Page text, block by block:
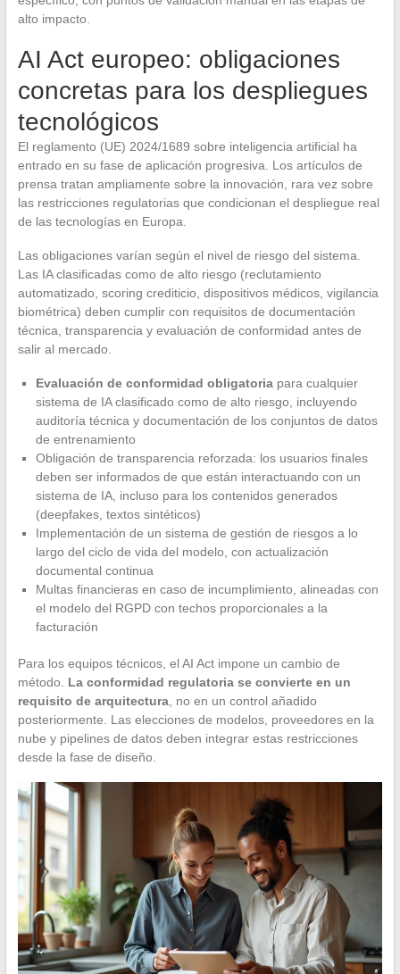
alto impacto.
AI Act europeo: obligaciones
concretas para los despliegues
tecnológicos
El reglamento (UE) 2024/1689 sobre inteligencia artificial ha
entrado en su fase de aplicación progresiva. Los artículos de
prensa tratan ampliamente sobre la innovación, rara vez sobre
las restricciones regulatorias que condicionan el despliegue real
de las tecnologías en Europa.
Las obligaciones varían según el nivel de riesgo del sistema.
Las IA clasificadas como de alto riesgo (reclutamiento
automatizado, scoring crediticio, dispositivos médicos, vigilancia
biométrica) deben cumplir con requisitos de documentación
técnica, transparencia y evaluación de conformidad antes de
salir al mercado.
Evaluación de conformidad obligatoriapara cualquier
sistema de IA clasificado como de alto riesgo, incluyendo
auditoría técnica y documentación de los conjuntos de datos
de entrenamiento
Obligación de transparencia reforzada: los usuarios finales
deben ser informados de que están interactuando con un
sistema de IA, incluso para los contenidos generados
(deepfakes, textos sintéticos)
Implementación de un sistema de gestión de riesgos a lo
largo del ciclo de vida del modelo, con actualización
documental continua
Multas financieras en caso de incumplimiento, alineadas con
el modelo del RGPD con techos proporcionales a la
facturación
Para los equipos técnicos, el AI Act impone un cambio de
método. La conformidad regulatoria se convierte en un
requisito de arquitectura, no en un control añadido
posteriormente. Las elecciones de modelos, proveedores en la
nube y pipelines de datos deben integrar estas restricciones
desde la fase de diseño.